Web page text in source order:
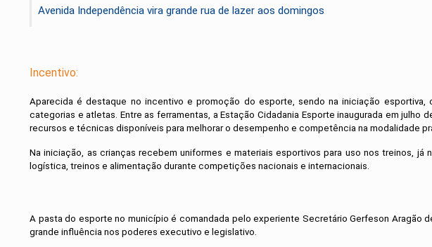
Avenida Independência vira grande rua de lazer aos domingos
Incentivo:
Aparecida é destaque no incentivo e promoção do esporte, sendo na iniciação
categorias e atletas. Entre as ferramentas, a Estação Cidadania Esporte inaugurada em
recursos e técnicas disponíveis para melhorar o desempenho e competência na modalidade
Na iniciação, as crianças recebem uniformes e materiais esportivos para uso nos treinos,
logística, treinos e alimentação durante competições nacionais e internacionais.
A pasta do esporte no município é comandada pelo experiente Secretário Gerfeson Aragão
grande influência nos poderes executivo e legislativo.